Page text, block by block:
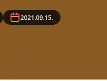
2021.09.15.